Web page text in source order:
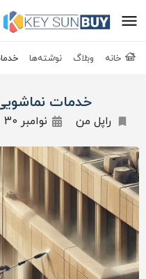
خانه وبلاگ نوشته‌ها
خدمات
راپل من نوامبر 30